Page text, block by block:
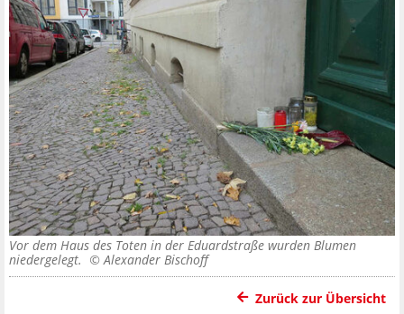
Vor dem Haus des Toten in der Eduardstraße wurden Blumen
niedergelegt. ©Alexander Bischoff
Zurück zur Übersicht